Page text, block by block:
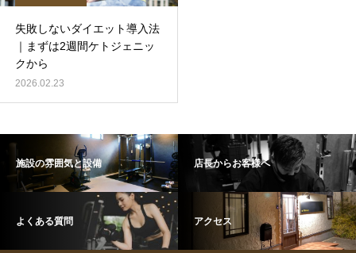
失敗しないダイエット導入法
｜まずは2週間ケトジェニッ
クから
2026.02.23
施設の雰囲気と設備 店長からお客様へ
よくある質問 アクセス